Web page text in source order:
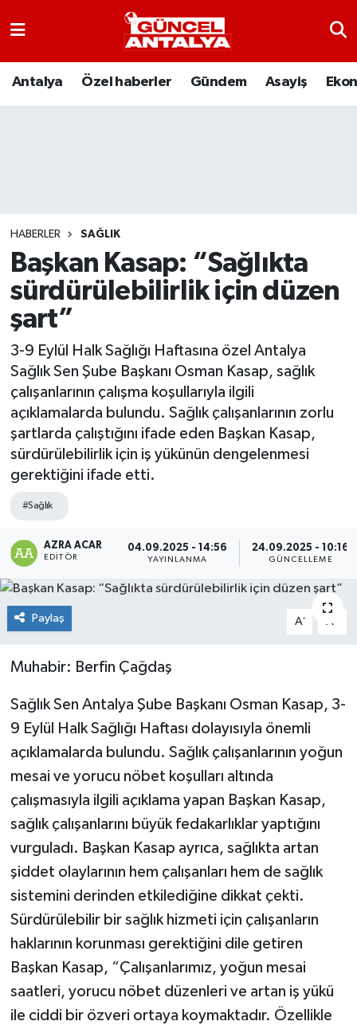
Antalya Özel haberler Gündem Asayiş
HABERLER SAĞLIK
Başkan Kasap: “Sağlıkta
sürdürülebilirlik için düzen
şart”
3-9 Eylül Halk Sağlığı Haftasına özel Antalya
Sağlık Sen Şube Başkanı Osman Kasap, sağlık
çalışanlarının çalışma koşullarıyla ilgili
açıklamalarda bulundu. Sağlık çalışanlarının zorlu
şartlarda çalıştığını ifade eden Başkan Kasap,
sürdürülebilirlik için iş yükünün dengelenmesi
gerektiğini ifade etti.
#Sağlık
AZRA ACAR
EDITÖR
04.09.2025 - 14:56
YAYINLANMA
24.09.2025 - 10:16
GÜNCELLEME
Paylaş A- A
Muhabir: Berfin Çağdaş
Sağlık Sen Antalya Şube Başkanı Osman Kasap, 3-
9 Eylül Halk Sağlığı Haftası dolayısıyla önemli
açıklamalarda bulundu. Sağlık çalışanlarının yoğun
mesai ve yorucu nöbet koşulları altında
çalışmasıyla ilgili açıklama yapan Başkan Kasap,
sağlık çalışanlarını büyük fedakarlıklar yaptığını
vurguladı. Başkan Kasap ayrıca, sağlıkta artan
şiddet olaylarının hem çalışanları hem de sağlık
sistemini derinden etkilediğine dikkat çekti.
Sürdürülebilir bir sağlık hizmeti için çalışanların
haklarının korunması gerektiğini dile getiren
Başkan Kasap, “Çalışanlarımız, yoğun mesai
saatleri, yorucu nöbet düzenleri ve artan iş yükü
ile ciddi bir özveri ortaya koymaktadır. Özellikle
Antalya
Eğitim
Ekonomi
Gündem
Kültür-Sanat
Magazin
Özel haberler
Sağlık
Siyaset
Spor
Nöbetçi Eczaneler
Tüm Manşetler
Son Dakika Haberleri
Haber Arşivi